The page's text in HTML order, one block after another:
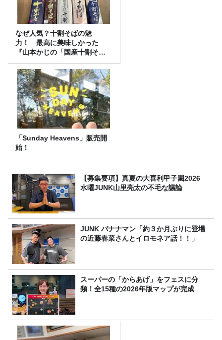
なぜ人気？十割そばの魅
力！ 最高に美味しかった
『山本かじの「国産十割そ
ば」』とは？【十割そば10種
食べ比べ】
「Sunday Heavens」販売開
始！
【募集要項】真夏の大喜利甲子園2026
水曜JUNK山里亮太の不毛な議論
JUNK バナナマン「約３か月ぶりに登場
の近藤春菜さんとイロモネア話！！」
スーパーの「からあげ」をフェスに分
類！全15種の2026年版マップが完成